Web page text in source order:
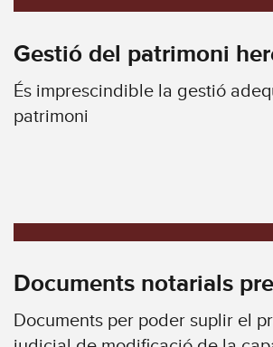
Gestió del patrimoni
És imprescindible la gestió
patrimoni
Documents notarials
Documents per poder suplir el